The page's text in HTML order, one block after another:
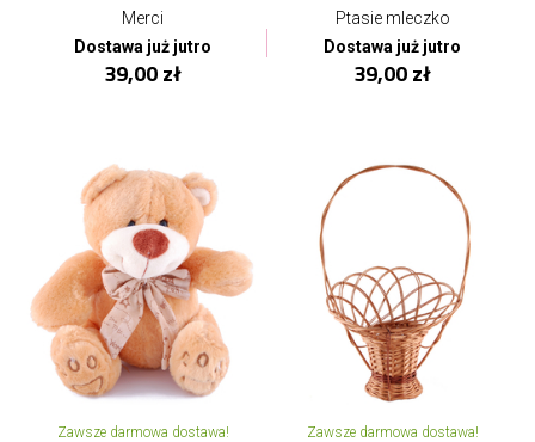
Merci
Dostawa już jutro
39,00 zł
Ptasie mleczko
Dostawa już jutro
39,00 zł
Zawsze darmowa dostawa! Zawsze darmowa dostawa!